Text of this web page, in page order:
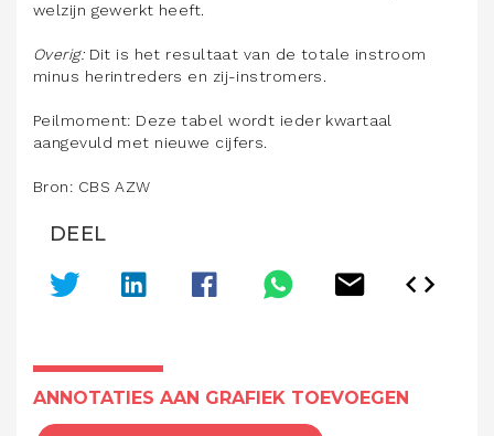
welzijn gewerkt heeft.
Overig: Dit is het resultaat van de totale instroom
minus herintreders en zij-instromers.
Peilmoment: Deze tabel wordt ieder kwartaal
aangevuld met nieuwe cijfers.
Bron: CBS AZW
DEEL
ANNOTATIES AAN GRAFIEK TOEVOEGEN